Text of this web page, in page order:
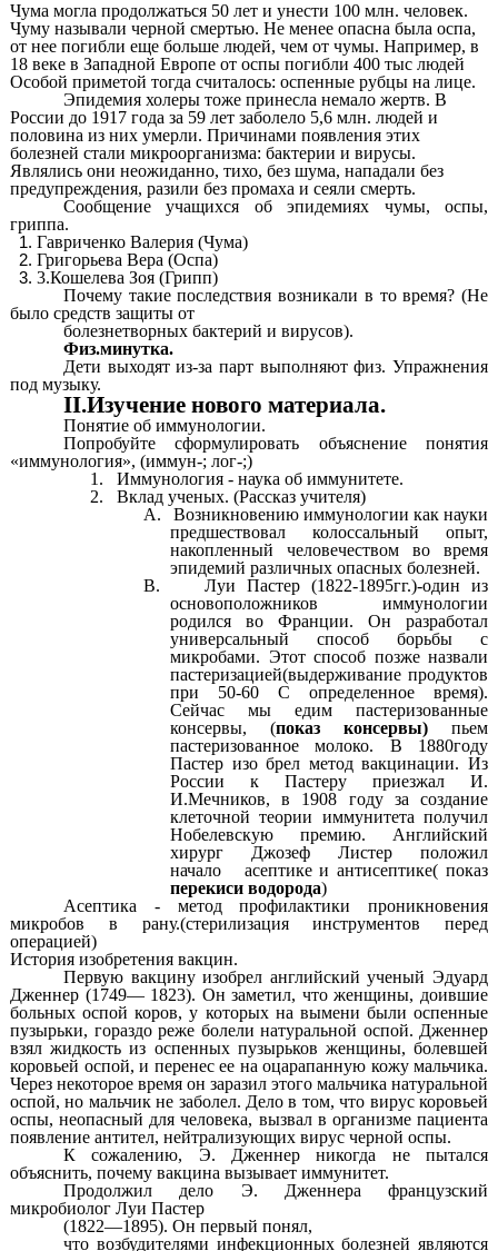
Чума могла продолжаться 50 лет и унести 100 млн. человек.
Чуму называли черной смертью. Не менее опасна была оспа,
от нее погибли еще больше людей, чем от чумы. Например, в
18 веке в Западной Европе от оспы погибли 400 тыс людей
Особой приметой тогда считалось: оспенные рубцы на лице.
Эпидемия холеры тоже принесла немало жертв. В
России до 1917 года за 59 лет заболело 5,6 млн. людей и
половина из них умерли. Причинами появления этих
болезней стали микроорганизма: бактерии и вирусы.
Являлись они неожиданно, тихо, без шума, нападали без
предупреждения, разили без промаха и сеяли смерть.
Сообщение учащихся об эпидемиях чумы, оспы,
гриппа.
Гавриченко Валерия (Чума)
Григорьева Вера (Оспа)
3.Кошелева Зоя (Грипп)
Почему такие последствия возникали в то время? (Не
было средств защиты от
болезнетворных бактерий и вирусов).
Физ.минутка.
Дети выходят из-за парт выполняют физ. Упражнения
под музыку.
II.Изучение нового материала.
Понятие об иммунологии.
Попробуйте сформулировать объяснение понятия
«иммунология», (иммун-; лог-;)
1.
Иммунология - наука об иммунитете.
2.
Вклад ученых. (Рассказ учителя)
A.
Возникновению иммунологии как науки
предшествовал колоссальный опыт,
накопленный человечеством во время
эпидемий различных опасных болезней.
B.
Луи Пастер (1822-1895гг.)-один из
основоположников иммунологии
родился во Франции. Он разработал
универсальный способ борьбы с
микробами. Этот способ позже назвали
пастеризацией(выдерживание продуктов
при 50-60 С определенное время).
Сейчас мы едим пастеризованные
консервы, (показ консервы) пьем
пастеризованное молоко. В 1880году
Пастер изо брел метод вакцинации. Из
России к Пастеру приезжал И.
И.Мечников, в 1908 году за создание
клеточной теории иммунитета получил
Нобелевскую премию. Английский
хирург Джозеф Листер положил
начало асептике и антисептике( показ
перекиси водорода)
Асептика - метод профилактики проникновения
микробов в рану.(стерилизация инструментов перед
операцией)
История изобретения вакцин.
Первую вакцину изобрел английский ученый Эдуард
Дженнер (1749— 1823). Он заметил, что женщины, доившие
больных оспой коров, у которых на вымени были оспенные
пузырьки, гораздо реже болели натуральной оспой. Дженнер
взял жидкость из оспенных пузырьков женщины, болевшей
коровьей оспой, и перенес ее на оцарапанную кожу мальчика.
Через некоторое время он заразил этого мальчика натуральной
оспой, но мальчик не заболел. Дело в том, что вирус коровьей
оспы, неопасный для человека, вызвал в организме пациента
появление антител, нейтрализующих вирус черной оспы.
К сожалению, Э. Дженнер никогда не пытался
объяснить, почему вакцина вызывает иммунитет.
Продолжил дело Э. Дженнера французский
микробиолог Луи Пастер
(1822—1895). Он первый понял,
что возбудителями инфекционных болезней являются